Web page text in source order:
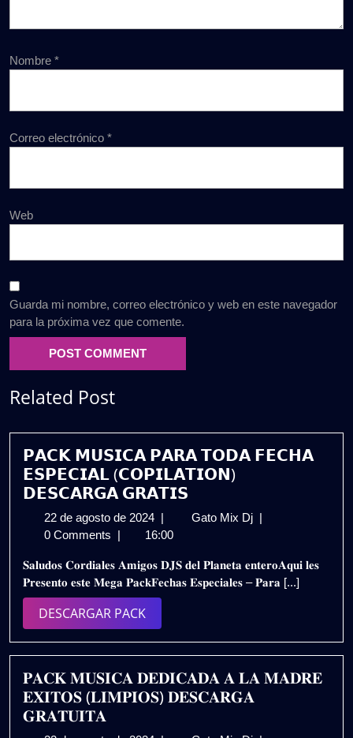
Nombre *
Correo electrónico *
Web
Guarda mi nombre, correo electrónico y web en este navegador
para la próxima vez que comente.
Related Post
𝗣𝗔𝗖𝗞 𝗠𝗨𝗦𝗜𝗖𝗔 𝗣𝗔𝗥𝗔 𝗧𝗢𝗗𝗔 𝗙𝗘𝗖𝗛𝗔
𝗘𝗦𝗣𝗘𝗖𝗜𝗔𝗟 (𝗖𝗢𝗣𝗜𝗟𝗔𝗧𝗜𝗢𝗡)
𝗗𝗘𝗦𝗖𝗔𝗥𝗚𝗔 𝗚𝗥𝗔𝗧𝗜𝗦
22 de agosto de 2024 22
de
de
2024
Gato Mix Dj 𝗣𝗔𝗖𝗞
𝗧𝗢𝗗𝗔
𝗙𝗘𝗖𝗛𝗔
𝗗𝗘𝗦𝗖𝗔𝗥𝗚𝗔
𝗚𝗥𝗔𝗧𝗜𝗦
0 Comments
16:00
𝐒𝐚𝐥𝐮𝐝𝐨𝐬 𝐂𝐨𝐫𝐝𝐢𝐚𝐥𝐞𝐬 𝐀𝐦𝐢𝐠𝐨𝐬 𝐃𝐉𝐒 𝐝𝐞𝐥 𝐏𝐥𝐚𝐧𝐞𝐭𝐚 𝐞𝐧𝐭𝐞𝐫𝐨𝐀𝐪𝐮𝐢 𝐥𝐞𝐬
𝐏𝐫𝐞𝐬𝐞𝐧𝐭𝐨 𝐞𝐬𝐭𝐞 𝐌𝐞𝐠𝐚 𝐏𝐚𝐜𝐤𝐅𝐞𝐜𝐡𝐚𝐬 𝐄𝐬𝐩𝐞𝐜𝐢𝐚𝐥𝐞𝐬 – 𝐏𝐚𝐫𝐚 [...]
DESCARGAR PACKDESCARGAR
PACK
𝐏𝐀𝐂𝐊 𝐌𝐔𝐒𝐈𝐂𝐀 𝐃𝐄𝐃𝐈𝐂𝐀𝐃𝐀 𝐀 𝐋𝐀 𝐌𝐀𝐃𝐑𝐄
𝐄𝐗𝐈𝐓𝐎𝐒 (𝐋𝐈𝐌𝐏𝐈𝐎𝐒) 𝐃𝐄𝐒𝐂𝐀𝐑𝐆𝐀
𝐆𝐑𝐀𝐓𝐔𝐈𝐓𝐀